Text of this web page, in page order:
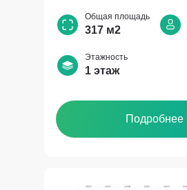
Общая площадь
317 м2
Подробнее
Этажность
1 этаж